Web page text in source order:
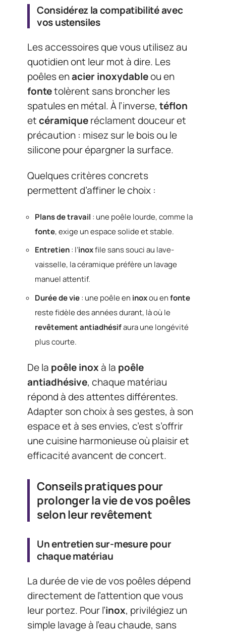
Considérez la compatibilité avec
vos ustensiles
Les accessoires que vous utilisez au
quotidien ont leur mot à dire. Les
poêles enacier inoxydableou en
fontetolèrent sans broncher les
spatules en métal. À l’inverse, téflon
etcéramiqueréclament douceur et
précaution : misez sur le bois ou le
silicone pour épargner la surface.
Quelques critères concrets
permettent d’affiner le choix :
Plans de travail : une poêle lourde, comme la
fonte, exige un espace solide et stable.
Entretien: l’inoxfile sans souci au lave-
vaisselle, la céramique préfère un lavage
manuel attentif.
Durée de vie: une poêle en inoxou enfonte
reste fidèle des années durant, là où le
revêtement antiadhésifaura une longévité
plus courte.
De la poêle inoxà la poêle
antiadhésive, chaque matériau
répond à des attentes différentes.
Adapter son choix à ses gestes, à son
espace et à ses envies, c’est s’offrir
une cuisine harmonieuse où plaisir et
efficacité avancent de concert.
Conseils pratiques pour
prolonger la vie de vos poêles
selon leur revêtement
Un entretien sur-mesure pour
chaque matériau
La durée de vie de vos poêles dépend
directement de l’attention que vous
leur portez. Pour l’inox, privilégiez un
simple lavage à l’eau chaude, sans